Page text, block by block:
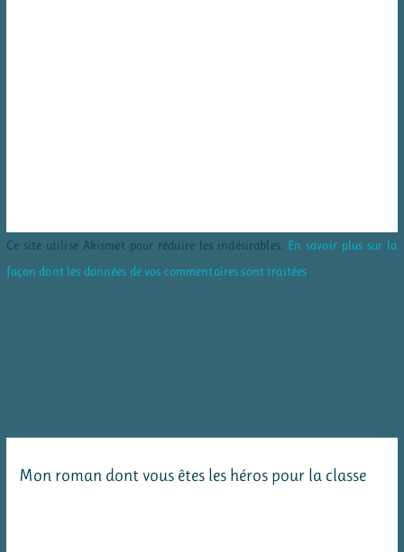
Ce site utilise Akismet pour réduire les indésirables. En savoir plus sur la
façon dont les données de vos commentaires sont traitées
Mon roman dont vous êtes les héros pour la classe